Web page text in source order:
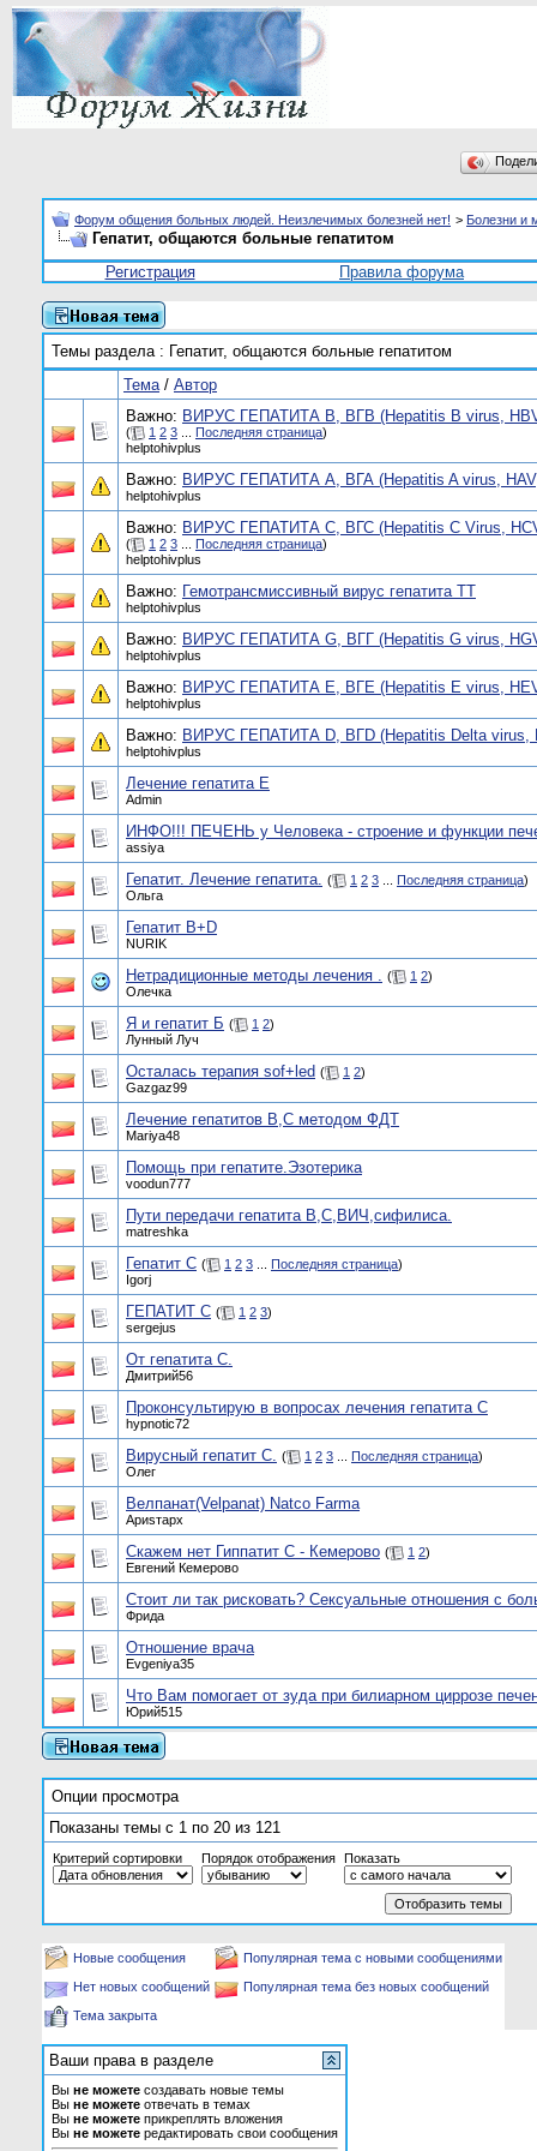
Форум общения больных людей. Неизлечимых болезней нет! > Болезни и
Гепатит, общаются больные гепатитом
Регистрация
Правила форума
Темы раздела: Гепатит, общаются больные гепатитом
Тема/ Автор
Важно: ВИРУС ГЕПАТИТА В, ВГВ (Hepatitis В virus,
( 1 2 3 Последняя страница)
helptohivplus
Важно: ВИРУС ГЕПАТИТА А, ВГА (Hepatitis A virus,
helptohivplus
Важно: ВИРУС ГЕПАТИТА С, ВГС (Hepatitis С Virus,
( 1 2 3 Последняя страница)
helptohivplus
Важно: Гемотрансмиссивный вирус гепатита ТТ
helptohivplus
Важно: ВИРУС ГЕПАТИТА G, ВГГ (Hepatitis G virus,
helptohivplus
Важно: ВИРУС ГЕПАТИТА Е, ВГЕ (Hepatitis E virus,
helptohivplus
Важно: ВИРУС ГЕПАТИТА D, BГD (Hepatitis Delta virus,
helptohivplus
Лечение гепатита E
Admin
ИНФО!!! ПЕЧЕНЬ у Человека - строение и функции
assiya
Гепатит. Лечение гепатита. ( 1 2 3 Последняя страница)
Ольга
Гепатит B+D
NURIK
Нетрадиционные методы лечения . ( 1 2)
Олечка
Я и гепатит Б ( 1 2)
Лунный Луч
Осталась терапия sof+led ( 1 2)
Gazgaz99
Лечение гепатитов В,С методом ФДТ
Mariya48
Помощь при гепатите.Эзотерика
voodun777
Пути передачи гепатита В,С,ВИЧ,сифилиса.
matreshka
Гепатит С ( 1 2 3 Последняя страница)
Igorj
ГЕПАТИТ С ( 1 2 3)
sergejus
От гепатита С.
Дмитрий56
Проконсультирую в вопросах лечения гепатита С
hypnotic72
Вирусный гепатит С. ( 1 2 3 Последняя страница)
Олег
Велпанат(Velpanat) Natco Farma
Ариsтарх
Скажем нет Гиппатит С - Кемерово ( 1 2)
Евгений Кемерово
Стоит ли так рисковать? Сексуальные отношения с
Фрида
Отношение врача
Evgeniya35
Что Вам помогает от зуда при билиарном циррозе
Юрий515
Опции просмотра
Показаны темы с 1 по 20 из 121
Критерий сортировки Порядок отображения Показать
Новые сообщения
Популярная тема с новыми сообщениями
Нет новых сообщений
Популярная тема без новых сообщений
Тема закрыта
Ваши права в разделе
Вы не можете создавать новые темы
Вы не можете отвечать в темах
Вы не можете прикреплять вложения
Вы не можете редактировать свои сообщения